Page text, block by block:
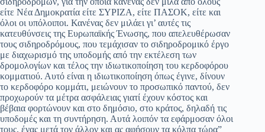
είτε Νέα Δημοκρατία είτε ΣΥΡΙΖΑ, είτε ΠΑΣΟΚ, είτε και
όλοι οι υπόλοιποι. Κανένας δεν μιλάει γι’ αυτές τις
κατευθύνσεις της Ευρωπαϊκής Ένωσης, που απελευθέρωσαν
τους σιδηροδρόμους, που τεμάχισαν το σιδηροδρομικό έργο
με διαχωρισμό της υποδομής από την εκτέλεση των
δρομολογίων και τέλος την ιδιωτικοποίηση του κερδοφόρου
κομματιού. Αυτό είναι η ιδιωτικοποίηση όπως έγινε, δίνουν
το κερδοφόρο κομμάτι, μειώνουν το προσωπικό παντού, δεν
προχωρούν τα μέτρα ασφάλειας γιατί έχουν κόστος και
βέβαια φορτώνουν και στο δημόσιο, στο κράτος, δηλαδή τις
υποδομές και τη συντήρηση. Αυτά λοιπόν τα εφάρμοσαν όλοι
τους, ένας μετά τον άλλον και ας αφήσουν τα κόλπα τώρα”